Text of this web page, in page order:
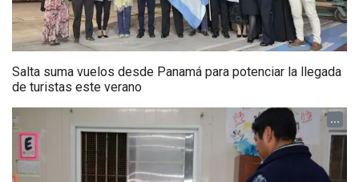
Salta suma vuelos desde Panamá para potenciar la llegada
de turistas este verano
...